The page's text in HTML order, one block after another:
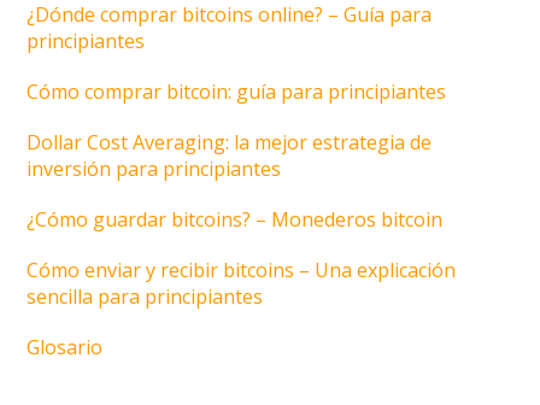
¿Dónde comprar bitcoins online? – Guía para
principiantes
Cómo comprar bitcoin: guía para principiantes
Dollar Cost Averaging: la mejor estrategia de
inversión para principiantes
¿Cómo guardar bitcoins? – Monederos bitcoin
Cómo enviar y recibir bitcoins – Una explicación
sencilla para principiantes
Glosario